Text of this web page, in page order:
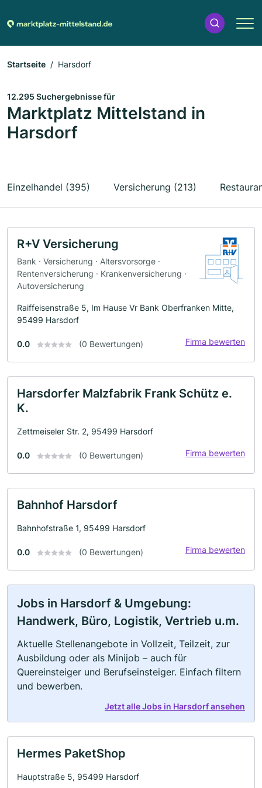
Startseite Harsdorf
12.295 Suchergebnisse für
Marktplatz Mittelstand in
Harsdorf
Einzelhandel (395) Versicherung (213)
R+V Versicherung
Bank · Versicherung · Altersvorsorge ·
Rentenversicherung · Krankenversicherung ·
Autoversicherung
Raiffeisenstraße 5, Im Hause Vr Bank Oberfranken Mitte,
95499 Harsdorf
0.0 (0 Bewertungen) Firma bewerten
Harsdorfer Malzfabrik Frank Schütz e.
K.
Zettmeiseler Str. 2, 95499 Harsdorf
0.0 (0 Bewertungen) Firma bewerten
Bahnhof Harsdorf
Bahnhofstraße 1, 95499 Harsdorf
0.0 (0 Bewertungen) Firma bewerten
Jobs in Harsdorf & Umgebung:
Handwerk, Büro, Logistik, Vertrieb u.m.
Aktuelle Stellenangebote in Vollzeit, Teilzeit, zur
Ausbildung oder als Minijob – auch für
Quereinsteiger und Berufseinsteiger. Einfach filtern
und bewerben.
Jetzt alle Jobs in Harsdorf ansehen
Hermes PaketShop
Hauptstraße 5, 95499 Harsdorf